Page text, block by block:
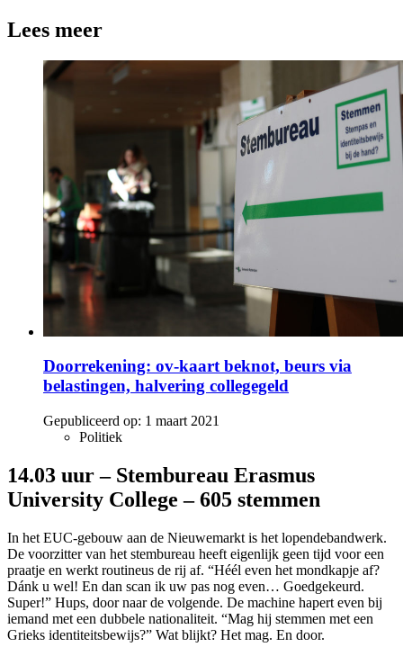
Lees meer
Doorrekening: ov-kaart beknot, beurs via
belastingen, halvering collegegeld
Gepubliceerd op: 1 maart 2021
Politiek
14.03 uur – Stembureau Erasmus
University College – 605 stemmen
In het EUC-gebouw aan de Nieuwemarkt is het lopendebandwerk.
De voorzitter van het stembureau heeft eigenlijk geen tijd voor een
praatje en werkt routineus de rij af. “Héél even het mondkapje af?
Dánk u wel! En dan scan ik uw pas nog even… Goedgekeurd.
Super!” Hups, door naar de volgende. De machine hapert even bij
iemand met een dubbele nationaliteit. “Mag hij stemmen met een
Grieks identiteitsbewijs?” Wat blijkt? Het mag. En door.